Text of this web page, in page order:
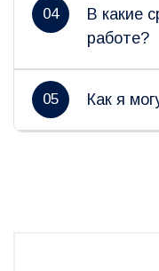
04
В какие
работе?
05 Как я